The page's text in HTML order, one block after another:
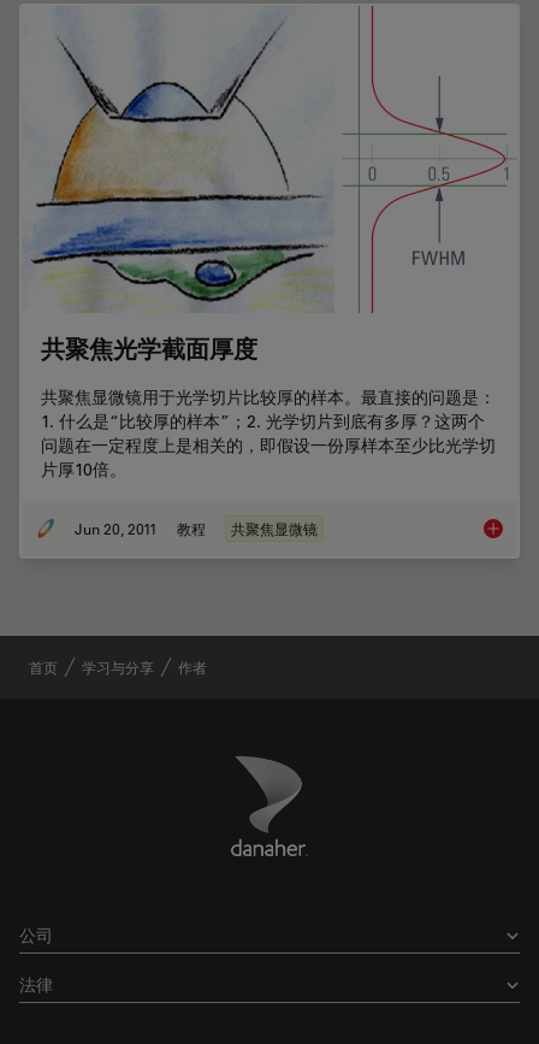
共聚焦光学截面厚度
共聚焦显微镜用于光学切片比较厚的样本。最直接的问题是：
1. 什么是“比较厚的样本”；2. 光学切片到底有多厚？这两个
问题在一定程度上是相关的，即假设一份厚样本至少比光学切
片厚10倍。
Jun 20, 2011 教程 共聚焦显微镜 共聚焦
首页 学习与分享 作者
Danaher Logo
公司
法律